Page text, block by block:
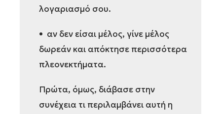
λογαριασμό σου.
• αν δεν είσαι μέλος, γίνε μέλος
δωρεάν και απόκτησε περισσότερα
πλεονεκτήματα.
Πρώτα, όμως, διάβασε στην
συνέχεια τι περιλαμβάνει αυτή η